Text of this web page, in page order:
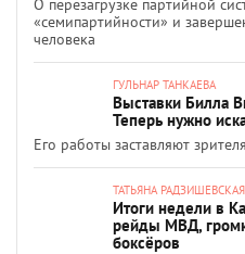
О перезагрузке партийной
«семипартийности» и
человека
ГУЛЬНАР ТАНКАЕВА
Выставки Билла
Теперь нужно
Его работы заставляют
ТАТЬЯНА РАДЗИШЕВСКАЯ
Итоги недели в
рейды МВД,
боксёров